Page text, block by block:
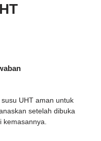
susu UHT aman untuk
setelah dibuka
kemasannya.